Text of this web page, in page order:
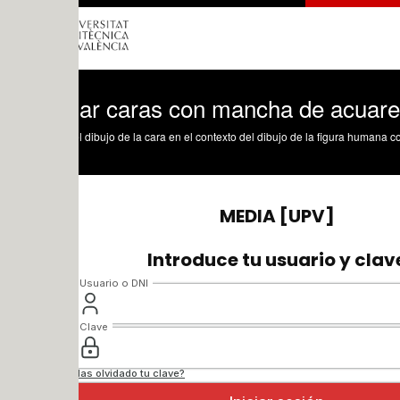
caras con mancha de acuarela en